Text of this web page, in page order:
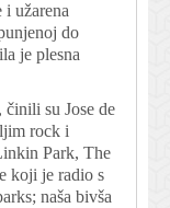
užarena
do
je plesna
su Jose de
rock i
Park, The
koji je radio s
naša bivša